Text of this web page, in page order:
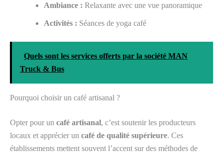
Ambiance : Relaxante avec une vue panoramique
Activités : Séances de yoga café
Quels sont les services offerts par la société MAN
Truck & Bus
Pourquoi choisir un café artisanal ?
Opter pour un café artisanal, c’est soutenir les producteurs
locaux et apprécier un café de qualité supérieure. Ces
établissements mettent souvent l’accent sur des méthodes de